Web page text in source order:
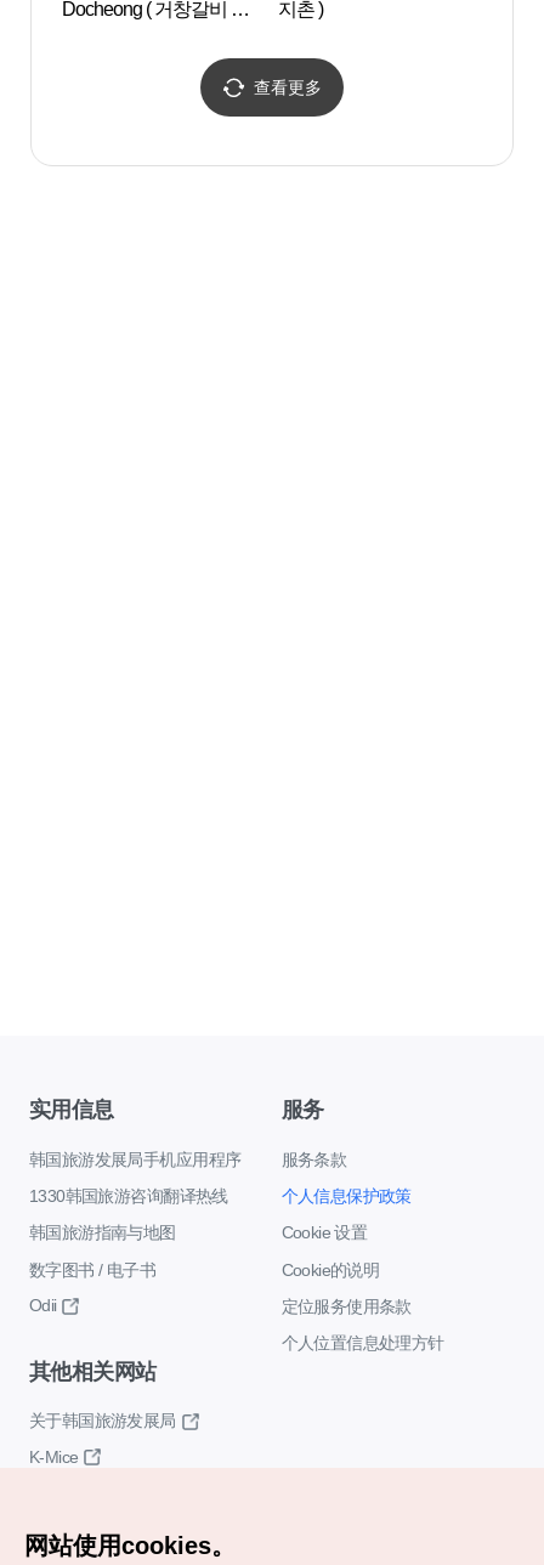
Docheong ( 거창갈비 도
지촌 )
查看更多
实用信息
韩国旅游发展局手机应用程序
1330韩国旅游咨询翻译热线
韩国旅游指南与地图
数字图书 / 电子书
Odii
服务
服务条款
个人信息保护政策
Cookie 设置
Cookie的说明
定位服务使用条款
个人位置信息处理方针
其他相关网站
关于韩国旅游发展局
K-Mice
网站使用cookies。